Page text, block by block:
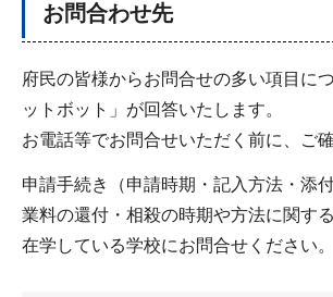
お問合わせ先
府民の皆様からお問合せの多い項目に
ットボット」が回答いたします。
お電話等でお問合せいただく前に、ご
申請手続き（申請時期・記入方法・添
業料の還付・相殺の時期や方法に関す
在学している学校にお問合せください。